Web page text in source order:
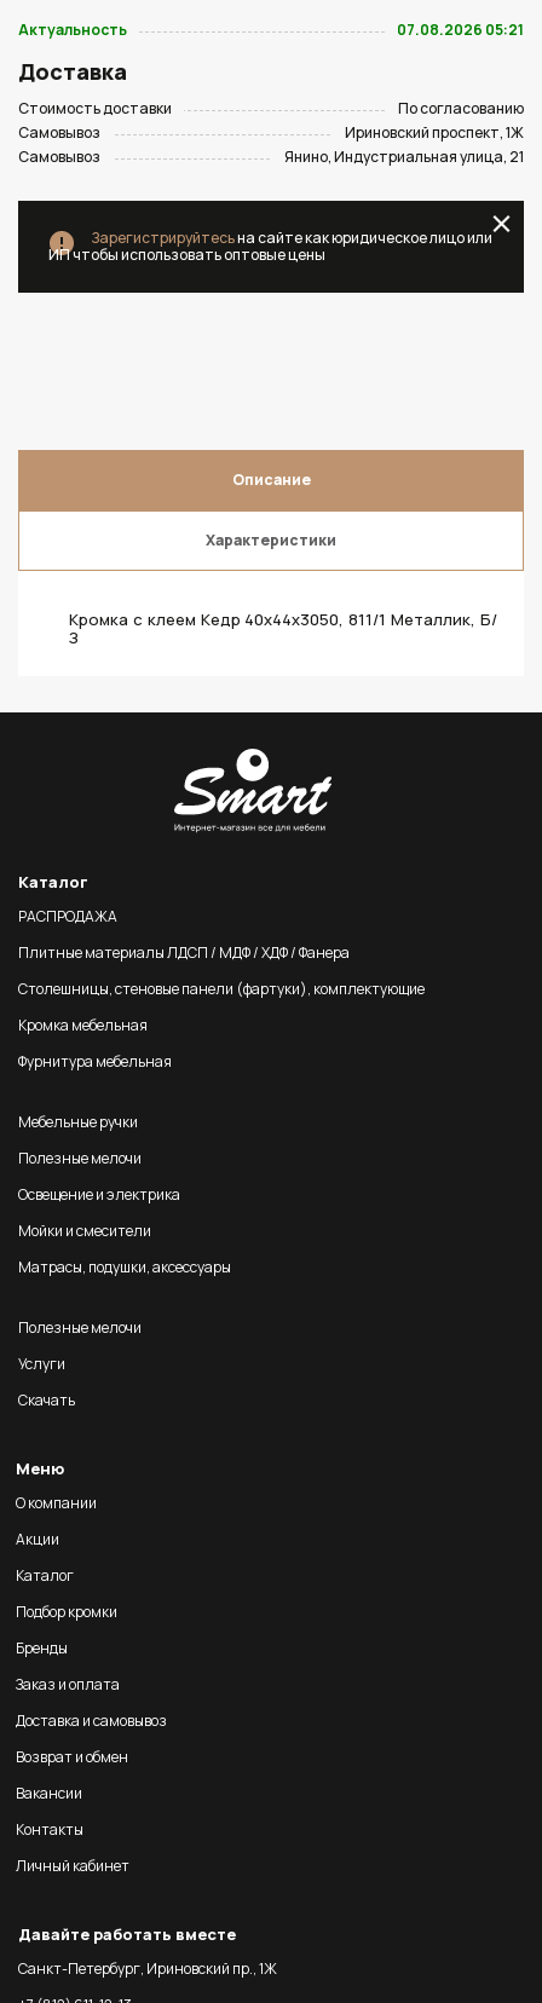
Актуальность
07.08.2026 05:21
Доставка
Стоимость доставки
По согласованию
Самовывоз
Ириновский проспект, 1Ж
Самовывоз
Янино, Индустриальная улица, 21
Зарегистрируйтесьна сайте как юридическое лицо или
ИП чтобы использовать оптовые цены
Описание
Характеристики
Кромка с клеем Кедр 40х44х3050, 811/1 Металлик, Б/
З
Каталог
РАСПРОДАЖА
Плитные материалы ЛДСП / МДФ / ХДФ / Фанера
Столешницы, стеновые панели (фартуки), комплектующие
Кромка мебельная
Фурнитура мебельная
Мебельные ручки
Полезные мелочи
Освещение и электрика
Мойки и смесители
Матрасы, подушки, аксессуары
Полезные мелочи
Услуги
Скачать
Меню
О компании
Акции
Каталог
Подбор кромки
Бренды
Заказ и оплата
Доставка и самовывоз
Возврат и обмен
Вакансии
Контакты
Личный кабинет
Давайте работать вместе
Санкт-Петербург, Ириновский пр., 1Ж